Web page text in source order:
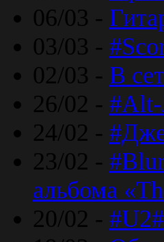
06/03 -
03/03 -
02/03 - В
26/02 - #Alt-
24/02 -
23/02 -
альбома
20/02 -